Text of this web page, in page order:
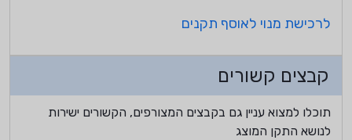
לרכישת מנוי לאוסף תקנים
קבצים קשורים
תוכלו למצוא עניין גם בקבצים המצורפים, הקשורים ישירות
לנושא התקן המוצג